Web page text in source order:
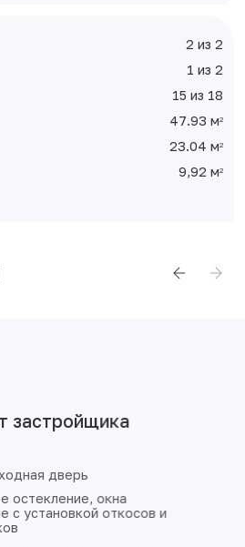
2 из 2
1 из 2
15 из 18
47.93 м2
23.04 м2
9,92 м2
Раздельный